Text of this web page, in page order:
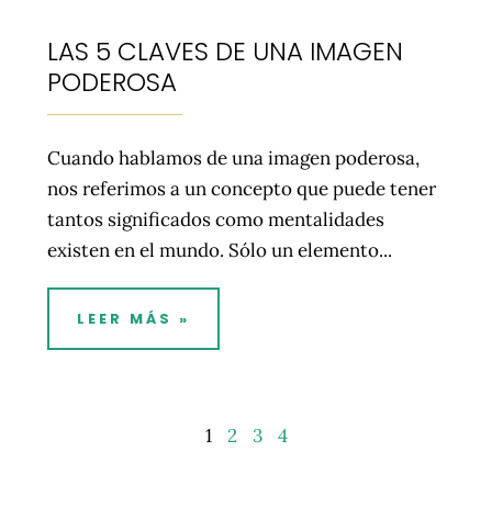
LAS 5 CLAVES DE UNA IMAGEN
PODEROSA
Cuando hablamos de una imagen poderosa,
nos referimos a un concepto que puede tener
tantos significados como mentalidades
existen en el mundo. Sólo un elemento...
LEER MÁS »
1 2 3 4